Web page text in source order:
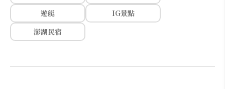
遊艇
IG景點
澎湖民宿